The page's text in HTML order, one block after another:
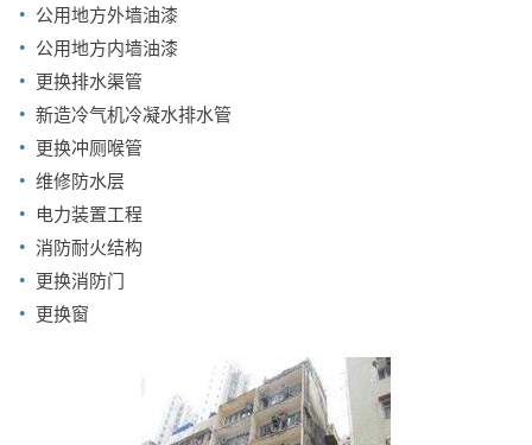
公用地方外墙油漆
公用地方内墙油漆
更换排水渠管
新造冷气机冷凝水排水管
更换冲厕喉管
维修防水层
电力装置工程
消防耐火结构
更换消防门
更换窗